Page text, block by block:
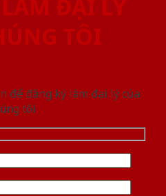
ĐẠI LÝ
TÔI
để đăng ký làm đại lý của
tôi